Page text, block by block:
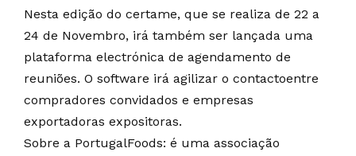
Nesta edição do certame, que se realiza de 22 a
24 de Novembro, irá também ser lançada uma
plataforma electrónica de agendamento de
reuniões. O software irá agilizar o contactoentre
compradores convidados e empresas
exportadoras expositoras.
Sobre a PortugalFoods: é uma associação